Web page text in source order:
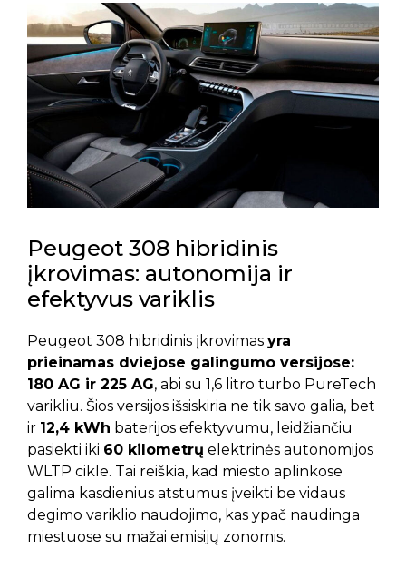
Peugeot 308 hibridinis
įkrovimas: autonomija ir
efektyvus variklis
Peugeot 308 hibridinis įkrovimas yra
prieinamas dviejose galingumo versijose:
180 AG ir 225 AG, abi su 1,6 litro turbo PureTech
varikliu. Šios versijos išsiskiria ne tik savo galia, bet
ir 12,4 kWh baterijos efektyvumu, leidžiančiu
pasiekti iki 60 kilometrų elektrinės autonomijos
WLTP cikle. Tai reiškia, kad miesto aplinkose
galima kasdienius atstumus įveikti be vidaus
degimo variklio naudojimo, kas ypač naudinga
miestuose su mažai emisijų zonomis.